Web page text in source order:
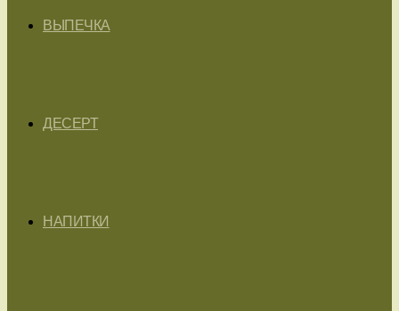
ВЫПЕЧКА
ДЕСЕРТ
НАПИТКИ